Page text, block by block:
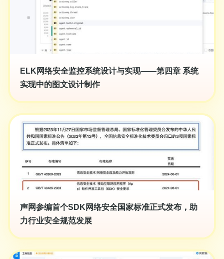
ELK网络安全监控系统设计与实现——第四章 系统
实现中的图文设计制作
声网参编首个SDK网络安全国家标准正式发布，助
力行业安全规范发展